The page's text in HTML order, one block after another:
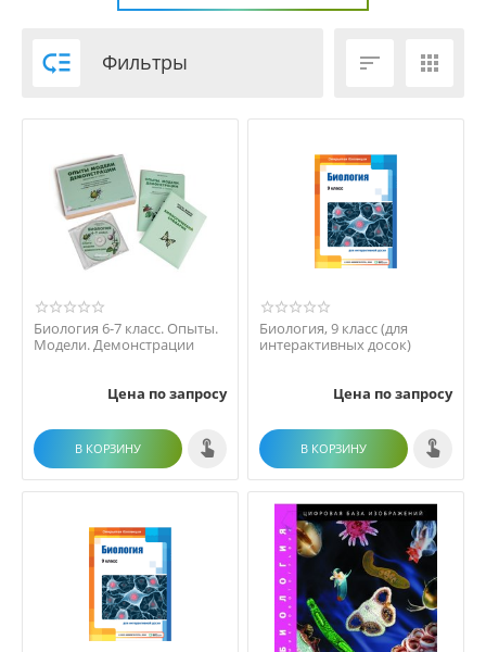
 Фильтры  
Биология 6-7 класс. Опыты.
Модели. Демонстрации
Цена по запросу
В КОРЗИНУ
Биология, 9 класс (для
интерактивных досок)
Цена по запросу
В КОРЗИНУ